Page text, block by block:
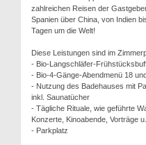
zahlreichen Reisen der
Spanien über China, von Indien
Tagen um die Welt!
Diese Leistungen sind im
- Bio-Langschläfer-
- Bio-4-Gänge-Abendmenü 18
- Nutzung des Badehauses mit
inkl. Saunatücher
- Tägliche Rituale, wie geführte
Konzerte, Kinoabende, Vorträge
- Parkplatz